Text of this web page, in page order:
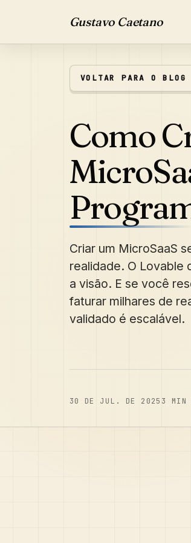
Gustavo Caetano
VOLTAR PARA O BLOG
Como
Criar um MicroSaaS
realidade. O Lovable
a visão. E se você
faturar milhares de
validado é escalável.
30 DE JUL. DE 2025 3 MIN